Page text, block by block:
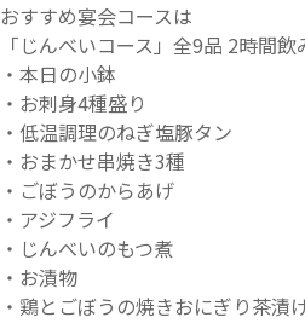
おすすめ宴会コースは
「じんべいコース」全9品 2時間
・本日の小鉢
・お刺身4種盛り
・低温調理のねぎ塩豚タン
・おまかせ串焼き3種
・ごぼうのからあげ
・アジフライ
・じんべいのもつ煮
・お漬物
・鶏とごぼうの焼きおにぎり茶漬